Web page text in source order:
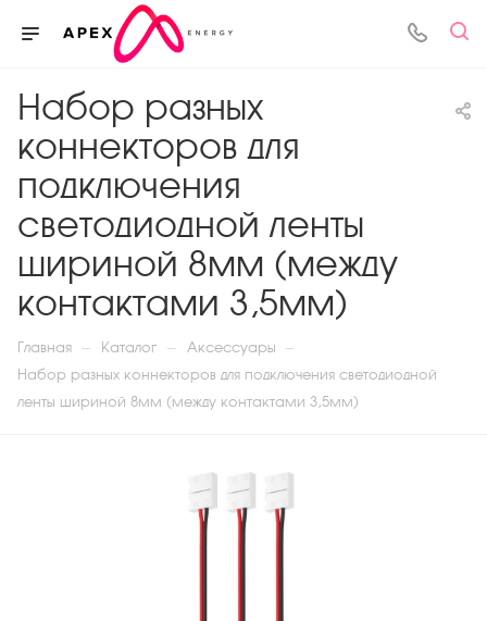
Набор разных
коннекторов для
подключения
светодиодной ленты
шириной 8мм (между
контактами 3,5мм)
Главная — Каталог — Аксессуары —
Набор разных коннекторов для подключения светодиодной
ленты шириной 8мм (между контактами 3,5мм)